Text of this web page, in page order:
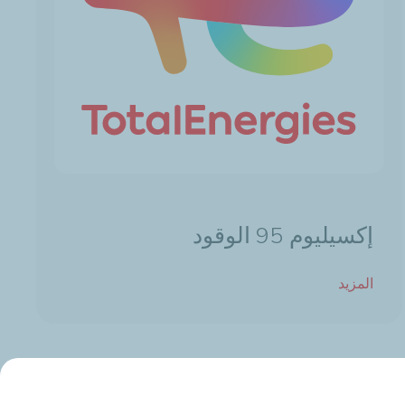
إكسيليوم 95 الوقود
المزيد